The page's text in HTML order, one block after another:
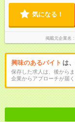
気になる！
掲載元企業名
興味のあるバイト は
保存した求人は、後から
企業からアプローチが届く